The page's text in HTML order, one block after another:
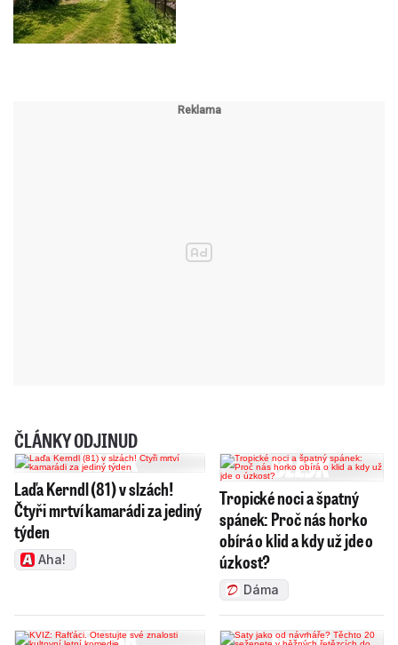
ČLÁNKY ODJINUD
Laďa Kerndl (81) v slzách!
Čtyři mrtví kamarádi za jediný
týden
Aha!
Tropické noci a špatný
spánek: Proč nás horko
obírá o klid a kdy už jde o
úzkost?
Dáma